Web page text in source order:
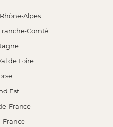
Alpes
Comté
de Loire
Est
France
France